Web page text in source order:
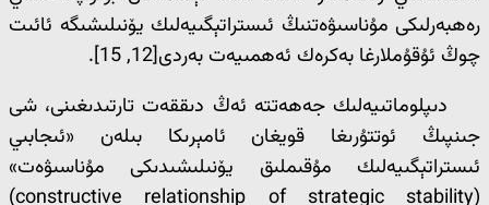
رەھبەرلىكى مۇناسىۋەتنىڭ ئىستراتېگىيەلىك يۆنىلىشىگە ئائىت
چوڭ ئۇقۇملارغا بەكرەك ئەھمىيەت بەردى[12, 15].
دىپلوماتىيەلىك جەھەتتە ئەڭ دىققەت تارتىدىغىنى، شى
جىنپىڭ ئوتتۇرىغا قويغان ئامېرىكا بىلەن «ئىجابىي
ئىستراتېگىيەلىك مۇقىملىق يۆنىلىشىدىكى مۇناسىۋەت»
(constructive relationship of strategic stability)